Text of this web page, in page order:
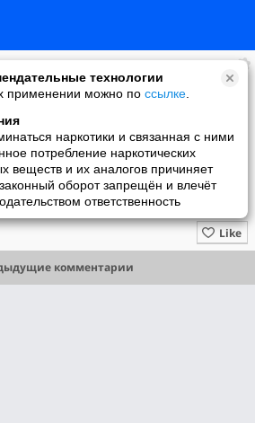
технологии
применении можно по ссылке
наркотики и связанная с ними
потребление наркотических
веществ и их аналогов причиняет
оборот запрещён и влечёт
ответственность
Like
комментарии